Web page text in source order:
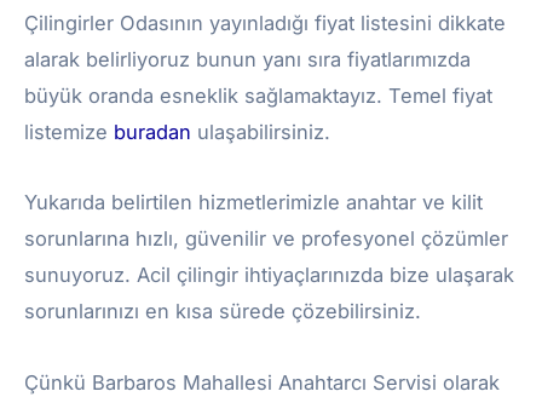
Çilingirler Odasının yayınladığı fiyat listesini dikkate
alarak belirliyoruz bunun yanı sıra fiyatlarımızda
büyük oranda esneklik sağlamaktayız. Temel fiyat
listemize buradan ulaşabilirsiniz.
Yukarıda belirtilen hizmetlerimizle anahtar ve kilit
sorunlarına hızlı, güvenilir ve profesyonel çözümler
sunuyoruz. Acil çilingir ihtiyaçlarınızda bize ulaşarak
sorunlarınızı en kısa sürede çözebilirsiniz.
Çünkü Barbaros Mahallesi Anahtarcı Servisi olarak